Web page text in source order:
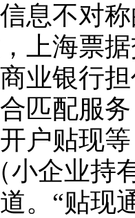
息不对
上海票
业银行
匹配服
户贴现
小企业持
。“贴现